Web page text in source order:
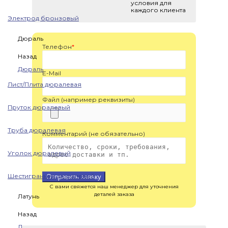
Электрод бронзовый
Дюраль
Назад
Дюраль
Лист/Плита дюралевая
Пруток дюралевый
Труба дюралевая
Уголок дюралевый
Шестигранник дюралевый
Латунь
Назад
условия для
каждого клиента
Телефон*
E-Mail
Файл (например реквизиты)
Комментарий (не обязательно)
Отправить заявку
С вами свяжется наш менеджер для уточнения
деталей заказа